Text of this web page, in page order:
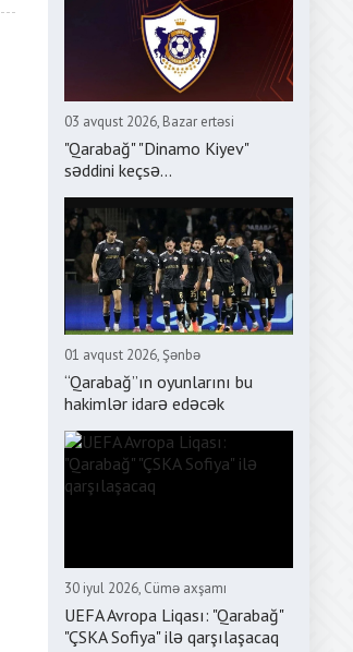
03 avqust 2026, Bazar ertəsi
"Qarabağ" "Dinamo Kiyev"
səddini keçsə...
01 avqust 2026, Şənbə
“Qarabağ”ın oyunlarını bu
hakimlər idarə edəcək
30 iyul 2026, Cümə axşamı
UEFA Avropa Liqası: "Qarabağ"
"ÇSKA Sofiya" ilə qarşılaşacaq